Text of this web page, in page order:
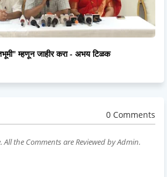
म्हणून जाहीर करा - अभय टिळक
0 Comments
All the Comments are Reviewed by Admin.